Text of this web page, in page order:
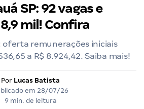
SP: 92 vagas e
mil! Confira
oferta remunerações iniciais
a R$ 8.924,42. Saiba mais!
Por Lucas Batista
em 28/07/26
9 min. de leitura